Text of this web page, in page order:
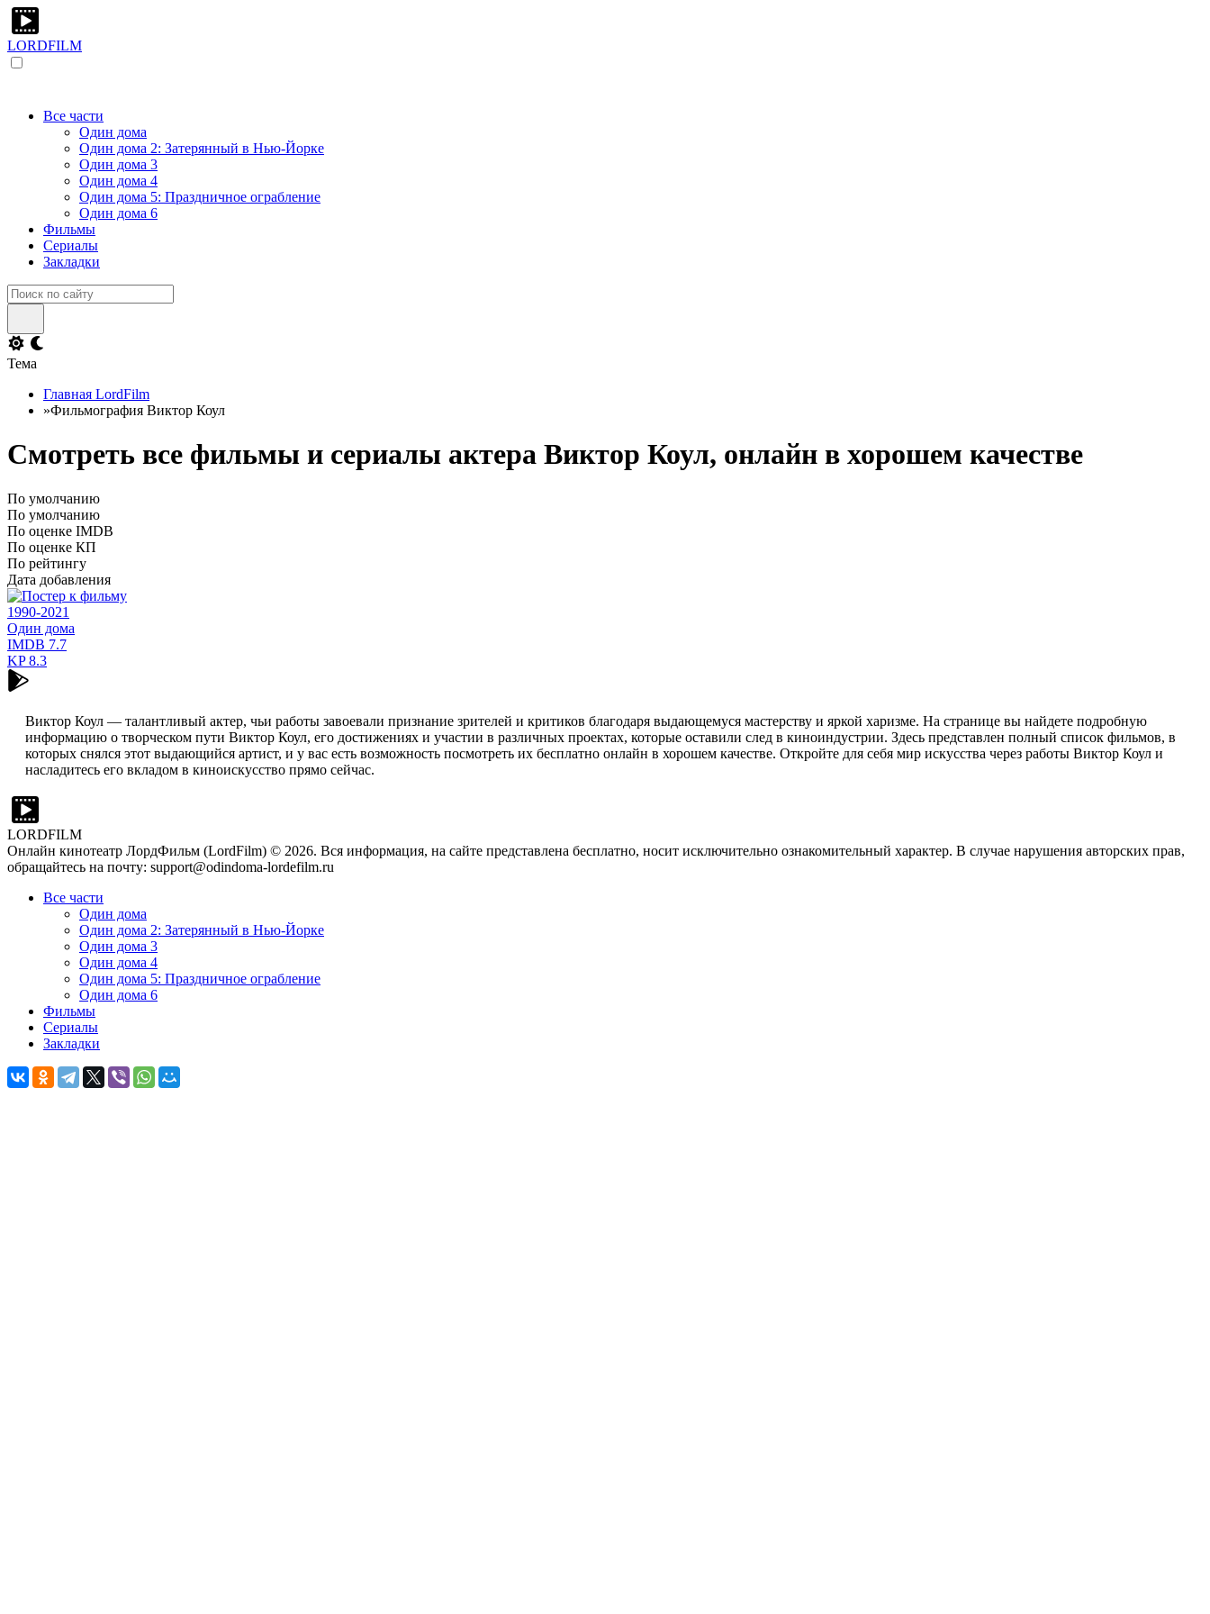
LORDFILM
Все части
Один дома
Один дома 2: Затерянный в Нью-Йорке
Один дома 3
Один дома 4
Один дома 5: Праздничное ограбление
Один дома 6
Фильмы
Сериалы
Закладки
Тема
Главная LordFilm
»Фильмография Виктор Коул
Смотреть все фильмы и сериалы актера Виктор Коул, онлайн в хорошем качестве
По умолчанию
По умолчанию
По оценке IMDB
По оценке КП
По рейтингу
Дата добавления
1990-2021
Один дома
IMDB 7.7
KP8.3
Виктор Коул — талантливый актер, чьи работы завоевали признание зрителей и критиков благодаря выдающемуся мастерству и яркой харизме. На странице вы найдете подробную
информацию о творческом пути Виктор Коул, его достижениях и участии в различных проектах, которые оставили след в киноиндустрии. Здесь представлен полный список фильмов, в
которых снялся этот выдающийся артист, и у вас есть возможность посмотреть их бесплатно онлайн в хорошем качестве. Откройте для себя мир искусства через работы Виктор Коул и
насладитесь его вкладом в киноискусство прямо сейчас.
LORDFILM
Онлайн кинотеатр ЛордФильм (LordFilm) © 2026. Вся информация, на сайте представлена бесплатно, носит исключительно ознакомительный характер. В случае нарушения авторских прав,
обращайтесь на почту: support@odindoma-lordefilm.ru
Все части
Один дома
Один дома 2: Затерянный в Нью-Йорке
Один дома 3
Один дома 4
Один дома 5: Праздничное ограбление
Один дома 6
Фильмы
Сериалы
Закладки